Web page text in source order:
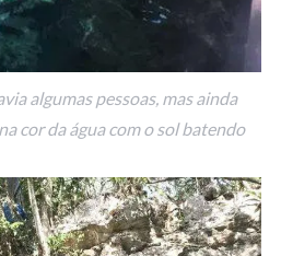
algumas pessoas, mas ainda
cor da água com o sol batendo